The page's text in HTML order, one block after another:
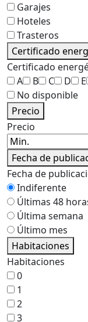
Garajes
Hoteles
Trasteros
Certificado
Certificado
A
B C D E
No disponible
Precio
Precio
Fecha de
Fecha de
Indiferente
Últimas 48
Última semana
Último mes
Habitaciones
Habitaciones
0
1
2
3